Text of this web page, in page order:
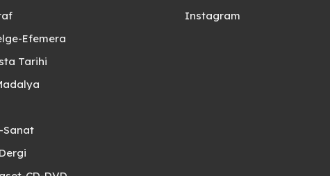
Efemera
Tarihi
Sanat
Instagram